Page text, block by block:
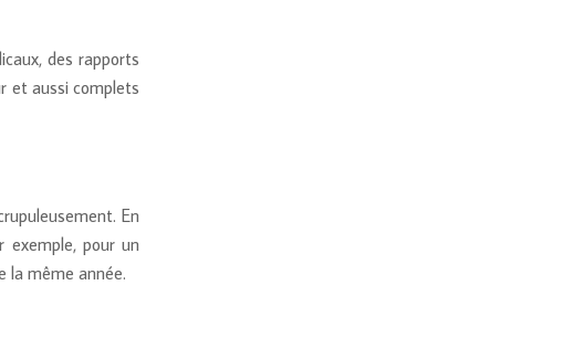
des rapports
et aussi complets
En
exemple, pour un
la même année.